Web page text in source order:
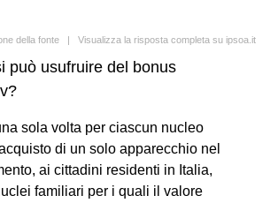
della fonte | Visualizza la risposta completa su ipsoa.it
può usufruire del bonus
sola volta per ciascun nucleo
di un solo apparecchio nel
ai cittadini residenti in Italia,
familiari per i quali il valore